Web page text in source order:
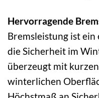
Hervorragende
Bremsleistung ist
die Sicherheit im
überzeugt mit
winterlichen